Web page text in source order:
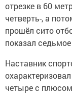
отрезке в 60
четверть-, а
прошёл сито
показал
Наставник
четыре с